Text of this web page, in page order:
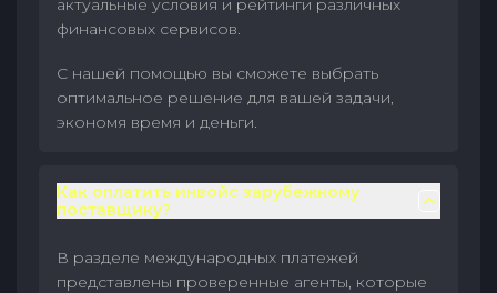
актуальные условия и рейтинги различных
финансовых сервисов.
С нашей помощью вы сможете выбрать
оптимальное решение для вашей задачи,
экономя время и деньги.
Как оплатить инвойс зарубежному
поставщику?
В разделе международных платежей
представлены проверенные агенты, которые